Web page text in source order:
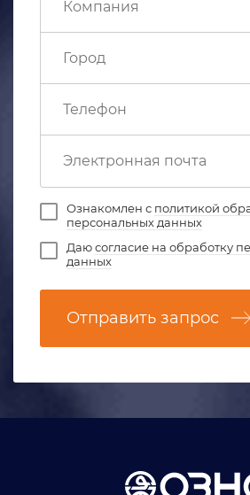
Ознакомлен с политикой
персональных данных
Даюсогласие на обработку
данных
Отправить запрос